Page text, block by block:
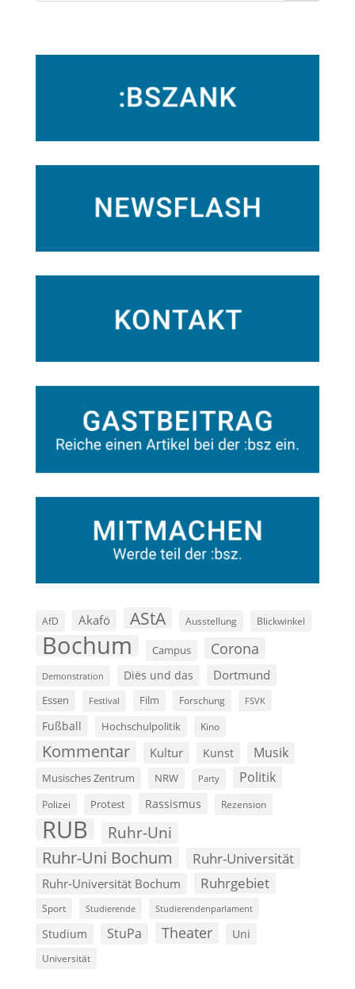
AfD Akafö AStA Ausstellung Blickwinkel
Bochum Campus Corona
Demonstration Diës und das Dortmund
Essen Festival Film Forschung FSVK
Fußball Hochschulpolitik Kino
Kommentar Kultur Kunst Musik
Musisches Zentrum NRW Party Politik
Polizei Protest Rassismus Rezension
RUB Ruhr-Uni
Ruhr-Uni Bochum Ruhr-Universität
Ruhr-Universität Bochum Ruhrgebiet
Sport Studierende Studierendenparlament
Studium StuPa Theater Uni
Universität